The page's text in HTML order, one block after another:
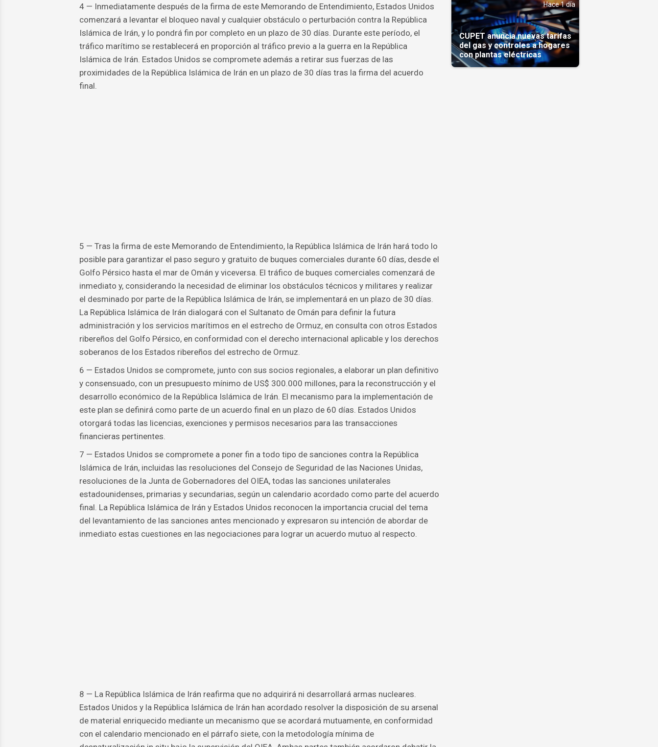
4 — Inmediatamente después de la firma de este Memorando de Entendimiento, Estados Unidos
comenzará a levantar el bloqueo naval y cualquier obstáculo o perturbación contra la República
Islámica de Irán, y lo pondrá fin por completo en un plazo de 30 días. Durante este período, el
tráfico marítimo se restablecerá en proporción al tráfico previo a la guerra en la República
Islámica de Irán. Estados Unidos se compromete además a retirar sus fuerzas de las
proximidades de la República Islámica de Irán en un plazo de 30 días tras la firma del acuerdo
final.
5 — Tras la firma de este Memorando de Entendimiento, la República Islámica de Irán hará todo lo
posible para garantizar el paso seguro y gratuito de buques comerciales durante 60 días, desde el
Golfo Pérsico hasta el mar de Omán y viceversa. El tráfico de buques comerciales comenzará de
inmediato y, considerando la necesidad de eliminar los obstáculos técnicos y militares y realizar
el desminado por parte de la República Islámica de Irán, se implementará en un plazo de 30 días.
La República Islámica de Irán dialogará con el Sultanato de Omán para definir la futura
administración y los servicios marítimos en el estrecho de Ormuz, en consulta con otros Estados
ribereños del Golfo Pérsico, en conformidad con el derecho internacional aplicable y los derechos
soberanos de los Estados ribereños del estrecho de Ormuz.
6 — Estados Unidos se compromete, junto con sus socios regionales, a elaborar un plan definitivo
y consensuado, con un presupuesto mínimo de US$ 300.000 millones, para la reconstrucción y el
desarrollo económico de la República Islámica de Irán. El mecanismo para la implementación de
este plan se definirá como parte de un acuerdo final en un plazo de 60 días. Estados Unidos
otorgará todas las licencias, exenciones y permisos necesarios para las transacciones
financieras pertinentes.
7 — Estados Unidos se compromete a poner fin a todo tipo de sanciones contra la República
Islámica de Irán, incluidas las resoluciones del Consejo de Seguridad de las Naciones Unidas,
resoluciones de la Junta de Gobernadores del OIEA, todas las sanciones unilaterales
estadounidenses, primarias y secundarias, según un calendario acordado como parte del acuerdo
final. La República Islámica de Irán y Estados Unidos reconocen la importancia crucial del tema
del levantamiento de las sanciones antes mencionado y expresaron su intención de abordar de
inmediato estas cuestiones en las negociaciones para lograr un acuerdo mutuo al respecto.
8 — La República Islámica de Irán reafirma que no adquirirá ni desarrollará armas nucleares.
Estados Unidos y la República Islámica de Irán han acordado resolver la disposición de su arsenal
de material enriquecido mediante un mecanismo que se acordará mutuamente, en conformidad
con el calendario mencionado en el párrafo siete, con la metodología mínima de
Hace 1 día
CUPET anuncia nuevas tarifas
del gas y controles a hogares
con plantas eléctricas